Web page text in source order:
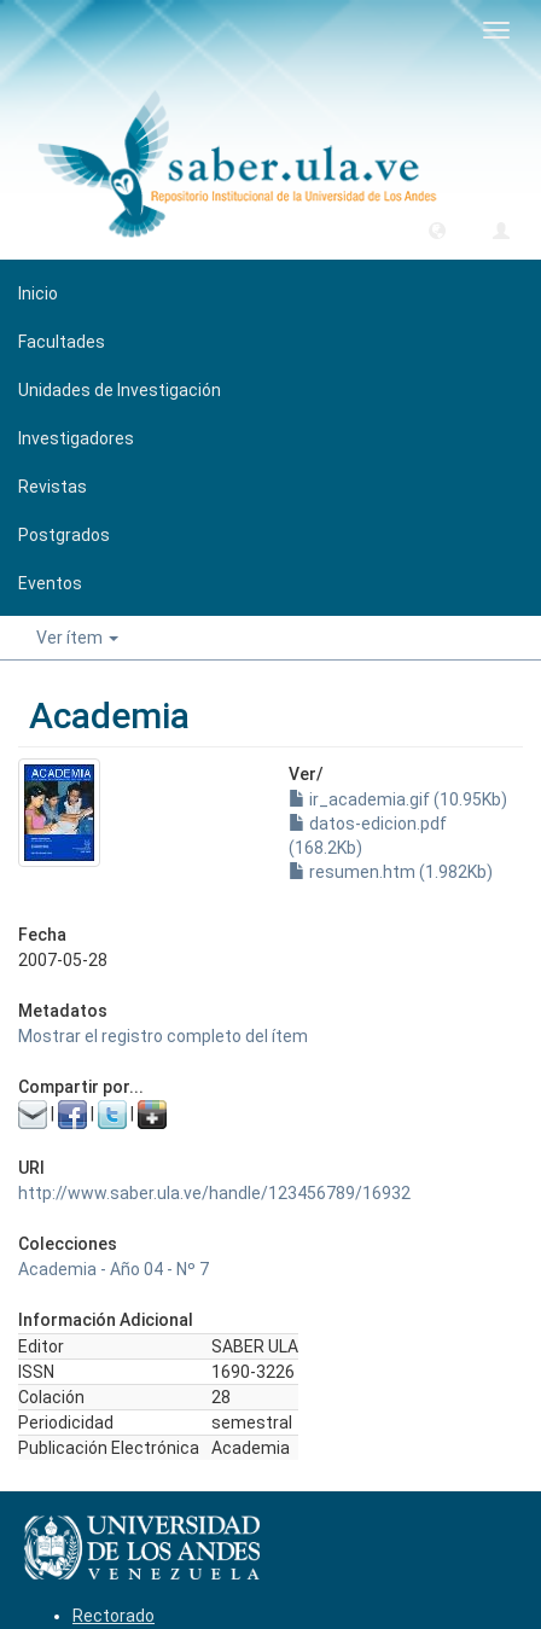
Inicio
Facultades
Unidades de Investigación
Investigadores
Revistas
Postgrados
Eventos
Ver ítem
Academia
Ver/
ir_academia.gif (10.95Kb)
datos-edicion.pdf
(168.2Kb)
resumen.htm (1.982Kb)
Fecha
2007-05-28
Metadatos
Mostrar el registro completo del ítem
Compartir por...
URI
http://www.saber.ula.ve/handle/123456789/16932
Colecciones
Academia - Año 04 - Nº 7
Información Adicional
Editor
SABER ULA
ISSN
1690-3226
Colación
28
Periodicidad
semestral
Publicación Electrónica
Academia
Rectorado